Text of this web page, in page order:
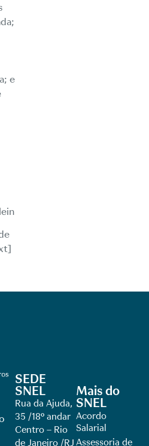
e
SEDE
SNEL
Rua da Ajuda,
35 /18º andar
Centro – Rio
de Janeiro /RJ
Mais do
SNEL
Acordo
Salarial
Assessoria de